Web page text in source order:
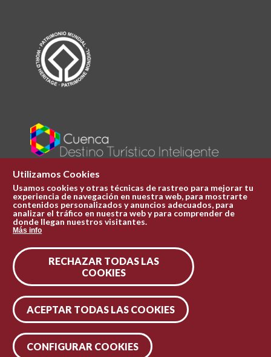
Plaza Mayor 1
969 241 051
ofi.turismo@cuenca.es
Síguenos en las redes
Utilizamos Cookies
Usamos cookies y otras técnicas de rastreo para mejorar tu
experiencia de navegación en nuestra web, para mostrarte
contenidos personalizados y anuncios adecuados, para
analizar el tráfico en nuestra web y para comprender de
donde llegan nuestros visitantes.
Más info
RECHAZAR TODAS LAS
COOKIES
ACEPTAR TODAS LAS COOKIES
CONFIGURAR COOKIES